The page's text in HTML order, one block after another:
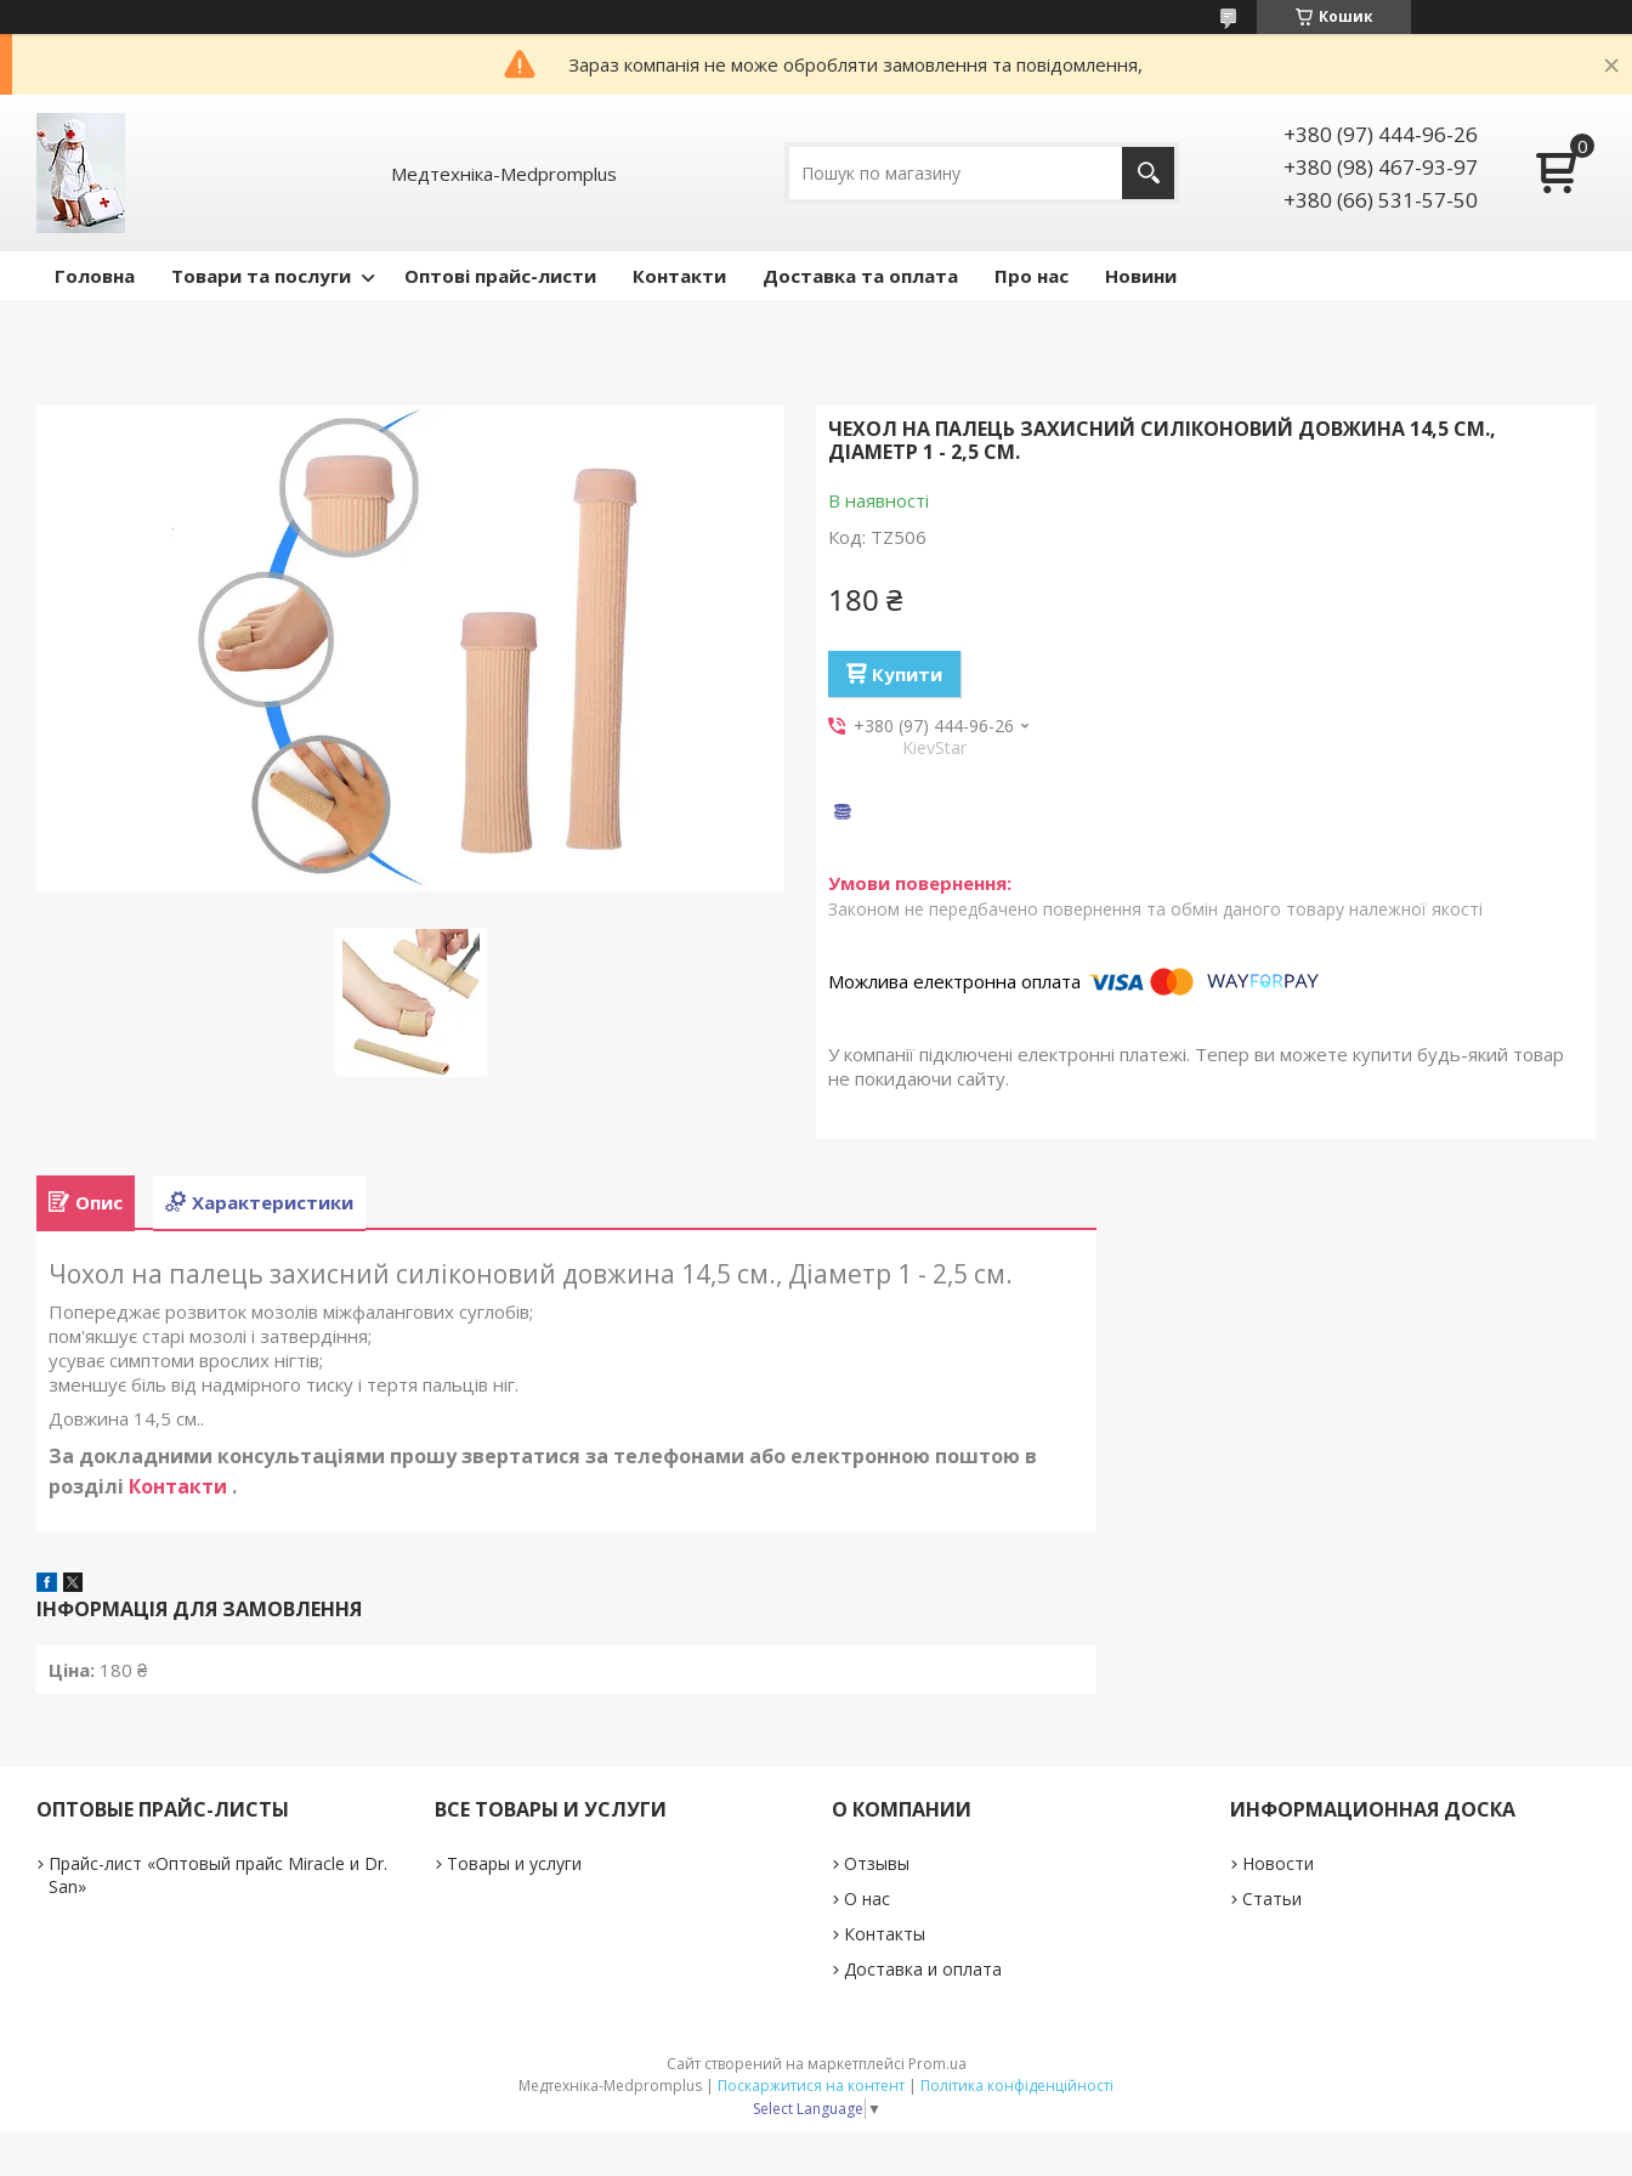
Кошик
Зараз компанія не може обробляти замовлення та повідомлення,
Медтехніка-Medpromplus
+380 (97) 444-96-26
+380 (98) 467-93-97
+380 (66) 531-57-50
Головна Товари та послуги Оптові прайс-листи Контакти Доставка та оплата Про нас Новини
ЧЕХОЛ НА ПАЛЕЦЬ ЗАХИСНИЙ СИЛІКОНОВИЙ ДОВЖИНА 14,5 СМ.,
ДІАМЕТР 1 - 2,5 СМ.
В наявності
Код: TZ506
180 ₴
Купити
+380 (97) 444-96-26
KievStar
Законом не передбачено повернення та обмін даного товару належної якості
У компанії підключені електронні платежі. Тепер ви можете купити будь-який товар
не покидаючи сайту.
Опис Характеристики
Чохол на палець захисний силіконовий довжина 14,5 см., Діаметр 1 - 2,5 см.
Попереджає розвиток мозолів міжфалангових суглобів;
пом'якшує старі мозолі і затвердіння;
усуває симптоми врослих нігтів;
зменшує біль від надмірного тиску і тертя пальців ніг.
Довжина 14,5 см..
За докладними консультаціями прошу звертатися за телефонами або електронною поштою в
розділі Контакти .
ІНФОРМАЦІЯ ДЛЯ ЗАМОВЛЕННЯ
Ціна: 180 ₴
ОПТОВЫЕ ПРАЙС-ЛИСТЫ
Прайс-лист «Оптовый прайс Miracle и Dr.
San»
ВСЕ ТОВАРЫ И УСЛУГИ
Товары и услуги
О КОМПАНИИ
Отзывы
О нас
Контакты
Доставка и оплата
ИНФОРМАЦИОННАЯ ДОСКА
Новости
Статьи
Сайт створений на маркетплейсі Prom.ua
Поскаржитися на контент
Політика конфіденційності
Select Language ▼